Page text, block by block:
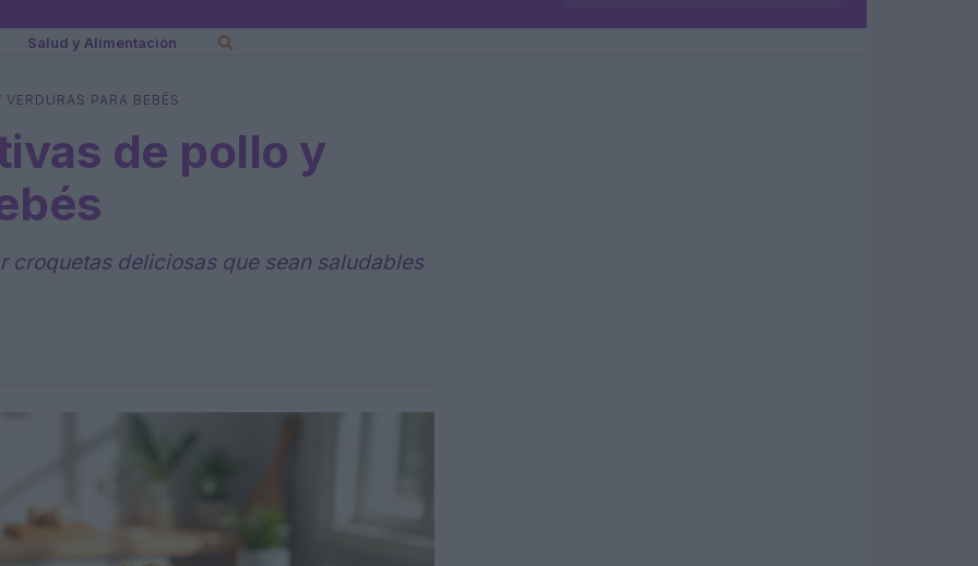
Salud y Alimentación
PARA BEBÉS
de pollo y
croquetas deliciosas que sean saludables